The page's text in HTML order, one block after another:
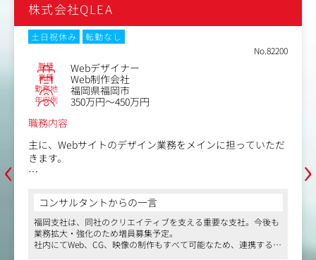
※今回の募集背景は、お客様から多くの案件をいただいて
いることからの、増員募集です。
‹
株式会社QLEA
土日祝休み
転勤なし
No.82200
職種 Webデザイナー
業種 Web制作会社
勤務地 福岡県福岡市
年収例
350万円～450万円
職務内容
主に、Webサイトのデザイン業務をメインに担っていただ
きます。
パー自社サイト等）が多く、それ以外の病院、IT、ホテ
ル、社団法人関連等もあります。
社内にはWebコーダーも在籍しておりますので、デザイン
が中心で携わっていただける環境です。
コンサルタントからの一言
福岡支社は、同社のクリエイティブを支える重要な支社。今後も
業務拡大・強化のため増員募集予定。
社内にてWeb、CG、映像の制作もすべて可能なため、連携するこ
›